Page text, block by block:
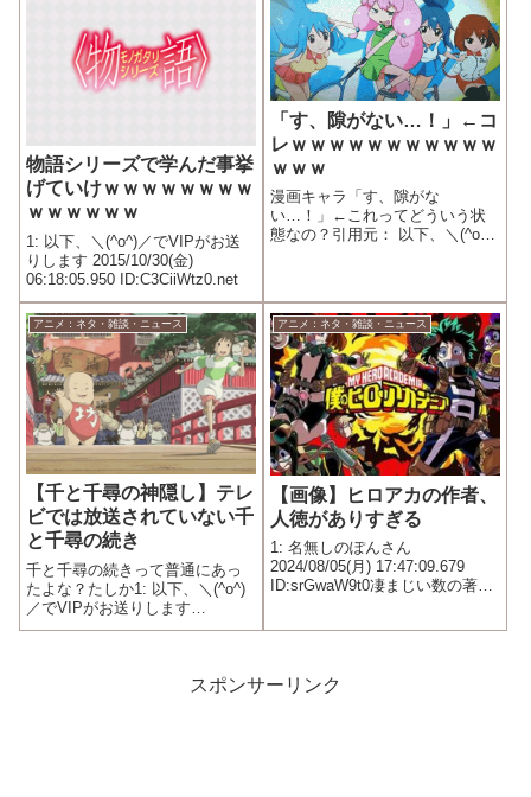
物語シリーズで学んだ事挙
げていけｗｗｗｗｗｗｗｗ
ｗｗｗｗｗｗ
1: 以下、＼(^o^)／でVIPがお送
りします 2015/10/30(金)
06:18:05.950 ID:C3CiiWtz0.net
「す、隙がない…！」←コ
レｗｗｗｗｗｗｗｗｗｗｗ
ｗｗｗ
漫画キャラ「す、隙がな
い…！」←これってどういう状
態なの？引用元： 以下、＼(^o^)
アニメ：ネタ・雑談・ニュース
【千と千尋の神隠し】テレ
ビでは放送されていない千
と千尋の続き
千と千尋の続きって普通にあっ
たよな？たしか1: 以下、＼(^o^)
／でVIPがお送りします
2015/10/02(金) 23:36:07.841
アニメ：ネタ・雑談・ニュース
【画像】ヒロアカの作者、
人徳がありすぎる
1: 名無しのぽんさん
2024/08/05(月) 17:47:09.679
ID:srGwaW9t0凄まじい数の著名
スポンサーリンク